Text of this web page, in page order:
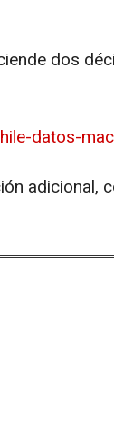
dos
datos-
adicional,